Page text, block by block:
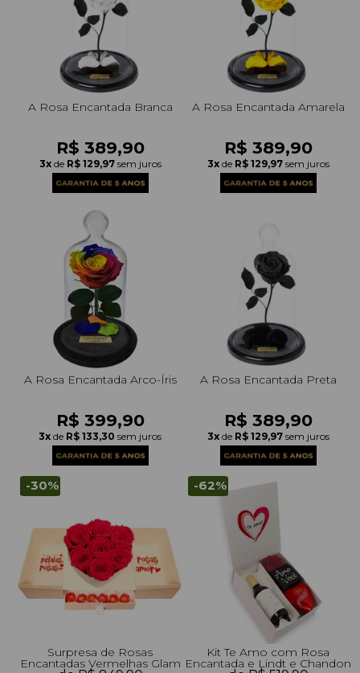
A Rosa Encantada Branca
R$ 389,90
3x de R$ 129,97 sem juros
A Rosa Encantada Amarela
R$ 389,90
3x de R$ 129,97 sem juros
A Rosa Encantada Arco-Íris
R$ 399,90
3x de R$ 133,30 sem juros
A Rosa Encantada Preta
R$ 389,90
3x de R$ 129,97 sem juros
-30%
Surpresa de Rosas
Encantadas Vermelhas Glam
-62%
Kit Te Amo com Rosa
Encantada e Lindt e Chandon